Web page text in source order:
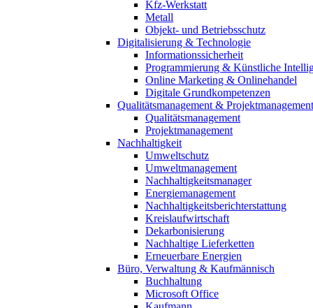
Kfz-Werkstatt
Metall
Objekt- und Betriebsschutz
Digitalisierung & Technologie
Informationssicherheit
Programmierung & Künstliche
Online Marketing & Onlinehandel
Digitale Grundkompetenzen
Qualitätsmanagement & Projektmanagement
Qualitätsmanagement
Projektmanagement
Nachhaltigkeit
Umweltschutz
Umweltmanagement
Nachhaltigkeitsmanager
Energiemanagement
Nachhaltigkeitsberichterstattung
Kreislaufwirtschaft
Dekarbonisierung
Nachhaltige Lieferketten
Erneuerbare Energien
Büro, Verwaltung & Kaufmännisch
Buchhaltung
Microsoft Office